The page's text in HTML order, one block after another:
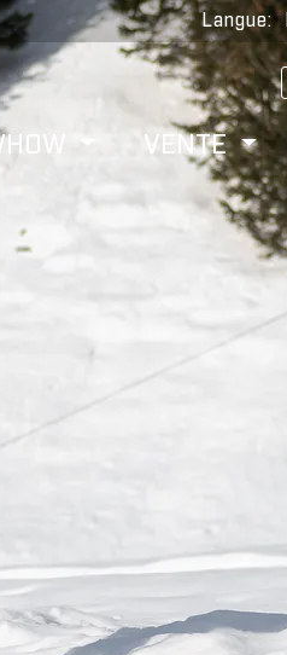
Langue:
VENTE